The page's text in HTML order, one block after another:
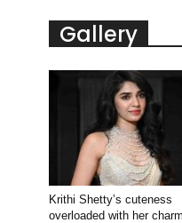
Gallery
Krithi Shetty’s cuteness
overloaded with her